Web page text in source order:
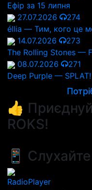
Ефір за 15 липня
27.07.2026
274
éllia — Тим, кого це
14.07.2026
273
The Rolling Stones —
08.07.2026
271
Deep Purple —
👍
ROKS!
📱
RadioPlayer